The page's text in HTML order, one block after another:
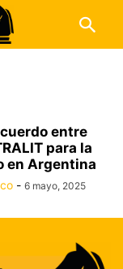
entre
para la
en Argentina
- 6 mayo, 2025